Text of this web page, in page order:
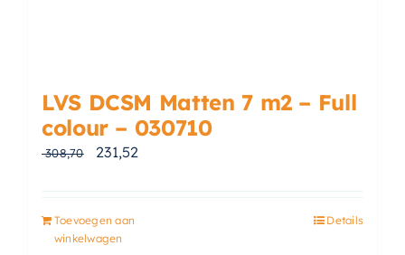
LVS DCSM Matten 7 m2 – Full
colour – 030710
308,70 Oorspronkelijke prijs was: € 308,70.
231,52
Toevoegen aan
winkelwagen
Details